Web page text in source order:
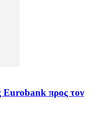
Eurobank προς τον